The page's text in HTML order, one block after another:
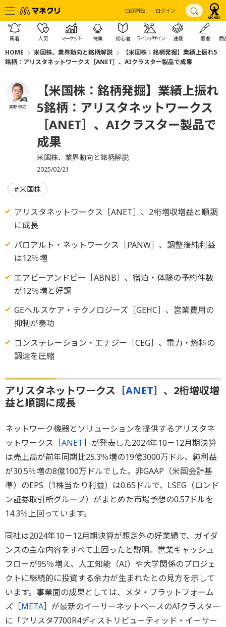
口座開設 ログイン
新着 人気 マーケット 特集 初心者 ライフデザイン 連載 著者 商
HOME 米国株、業界動向と銘柄解説
【米国株：銘柄発掘】業績上振れ5
銘柄：アリスタネットワークス［ANET］、AIクラスター製品で成果
島野 敬之
【米国株：銘柄発掘】業績上振れ
5銘柄：アリスタネットワークス
［ANET］、AIクラスター製品で
成果
米国株、業界動向と銘柄解説
2025/02/21
米国株
アリスタネットワークス［ANET］、2桁増収増益と順調
に成長
パロアルト・ネットワークス［PANW］、調整後純利益
は12％増
エアビーアンドビー［ABNB］、宿泊・体験の予約件数
が12％増と好調
GEヘルスケア・テクノロジーズ［GEHC］、営業費用の
抑制が奏功
コンステレーション・エナジー［CEG］、電力・燃料の
調達を圧縮
アリスタネットワークス［ANET］、2桁増収増
益と順調に成長
ネットワーク機器とソリューションを提供するアリスタネ
ットワークス［ANET］が発表した2024年10－12月期決算
は売上高が前年同期比25.3％増の19億3000万ドル、純利益
が30.5％増の8億100万ドルでした。非GAAP（米国会計基
準）のEPS（1株当たり利益）は0.65ドルで、LSEG（ロンド
ン証券取引所グループ）がまとめた市場予想の0.57ドルを
14.3％上回っています。
同社は2024年10－12月期決算が想定外の好業績で、ガイダ
ンスの主な内容をすべて上回ったと説明。営業キャッシュ
フローが95％増え、人工知能（AI）や大学関係のプロジェ
クトに継続的に投資する余力が生まれたとの見方を示して
います。事業面の成果としては、メタ・プラットフォーム
ズ［META］が最新のイーサーネットベースのAIクラスター
に「アリスタ7700R4ディストリビューティッド・イーサー